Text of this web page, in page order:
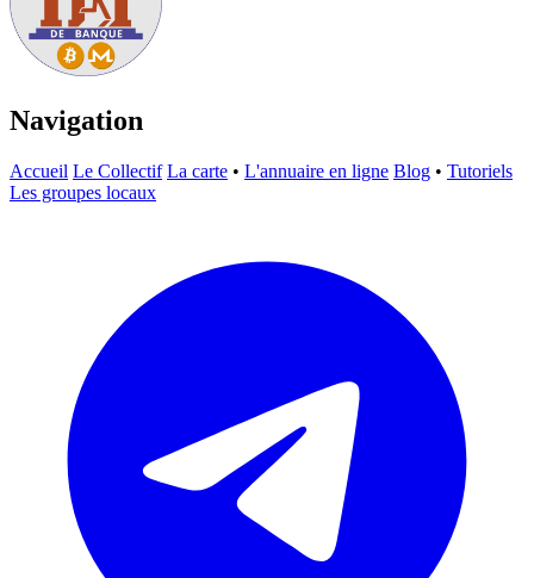
Navigation
Accueil Le Collectif La carte • L'annuaire en ligne Blog • Tutoriels
Les groupes locaux